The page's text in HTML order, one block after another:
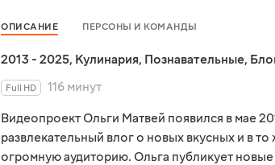
ОПИСАНИЕ ПЕРСОНЫ И КОМАНДЫ
2013 - 2025, Кулинария, Познавательные,
Full HD
116 минут
Видеопроект Ольги Матвей появился в мае
развлекательный влог о новых вкусных и в
огромную аудиторию. Ольга публикует